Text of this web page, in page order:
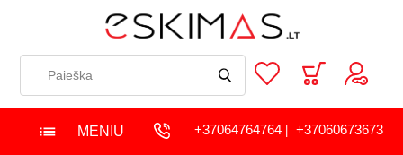
MENIU +37064764764| +37060673673